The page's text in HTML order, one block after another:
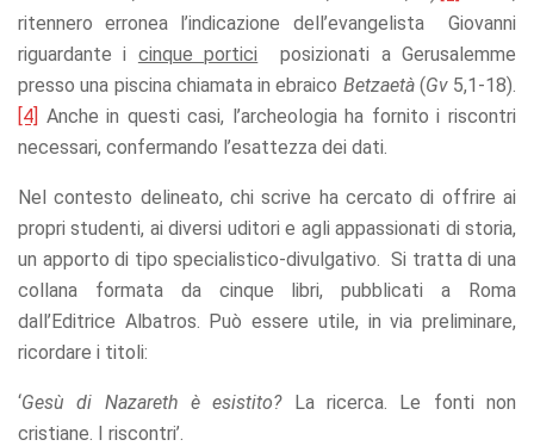
ritennero erronea l’indicazione dell’evangelista Giovanni
riguardante i cinque portici posizionati a Gerusalemme
presso una piscina chiamata in ebraico Betzaetà(Gv5,1-18).
[4] Anche in questi casi, l’archeologia ha fornito i riscontri
necessari, confermando l’esattezza dei dati.
Nel contesto delineato, chi scrive ha cercato di offrire ai
propri studenti, ai diversi uditori e agli appassionati di storia,
un apporto di tipo specialistico-divulgativo. Si tratta di una
collana formata da cinque libri, pubblicati a Roma
dall’Editrice Albatros. Può essere utile, in via preliminare,
ricordare i titoli:
‘Gesù di Nazareth è esistito?La ricerca. Le fonti non
cristiane. I riscontri’.